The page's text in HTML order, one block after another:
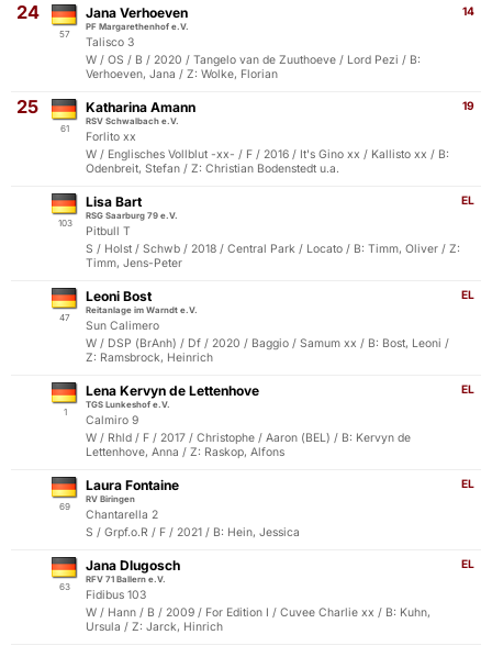
24
57
14
Jana Verhoeven
PF Margarethenhof e.V.
Talisco 3
W / OS / B / 2020 / Tangelo van de Zuuthoeve / Lord Pezi / B:
Verhoeven, Jana / Z: Wolke, Florian
25
61
19
Katharina Amann
RSV Schwalbach e.V.
Forlito xx
W / Englisches Vollblut -xx- / F / 2016 / It's Gino xx / Kallisto xx / B:
Odenbreit, Stefan / Z: Christian Bodenstedt u.a.
103
EL
Lisa Bart
RSG Saarburg 79 e.V.
Pitbull T
S / Holst / Schwb / 2018 / Central Park / Locato / B: Timm, Oliver / Z:
Timm, Jens-Peter
47
EL
Leoni Bost
Reitanlage im Warndt e.V.
Sun Calimero
W / DSP (BrAnh) / Df / 2020 / Baggio / Samum xx / B: Bost, Leoni /
Z: Ramsbrock, Heinrich
1
EL
Lena Kervyn de Lettenhove
TGS Lunkeshof e.V.
Calmiro 9
W / Rhld / F / 2017 / Christophe / Aaron (BEL) / B: Kervyn de
Lettenhove, Anna / Z: Raskop, Alfons
69
EL
Laura Fontaine
RV Biringen
Chantarella 2
S / Grpf.o.R / F / 2021 / B: Hein, Jessica
63
EL
Jana Dlugosch
RFV 71 Ballern e.V.
Fidibus 103
W / Hann / B / 2009 / For Edition I / Cuvee Charlie xx / B: Kuhn,
Ursula / Z: Jarck, Hinrich